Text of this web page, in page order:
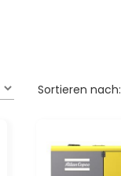
Sortieren nach: